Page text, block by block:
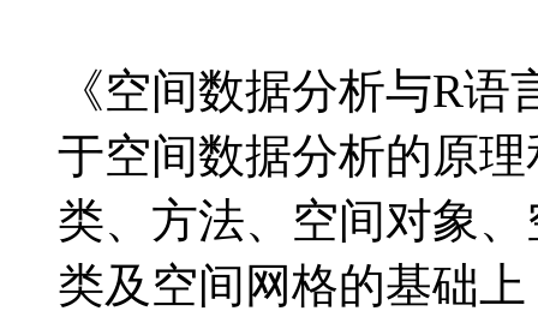
《空间数据分析与R
于空间数据分析的原
类、方法、空间对象
类及空间网格的基础